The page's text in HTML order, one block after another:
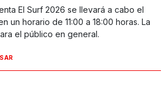
El Surf 2026 se llevará a cabo el
en un horario de 11:00 a 18:00 horas. La
el público en general.